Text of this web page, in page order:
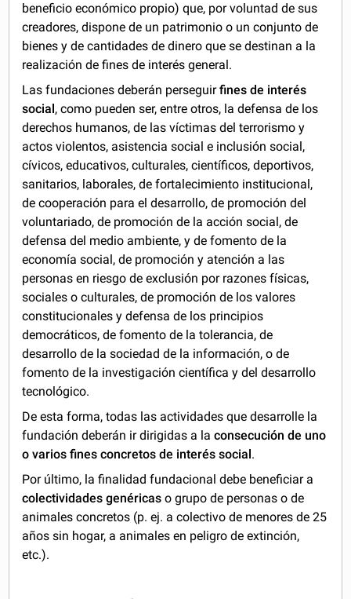
beneficio económico propio) que, por voluntad de sus
creadores, dispone de un patrimonio o un conjunto de
bienes y de cantidades de dinero que se destinan a la
realización de fines de interés general.
Las fundaciones deberán perseguirfines de interés
social , como pueden ser, entre otros, la defensa de los
derechos humanos, de las víctimas del terrorismo y
actos violentos, asistencia social e inclusión social,
cívicos, educativos, culturales, científicos, deportivos,
sanitarios, laborales, de fortalecimiento institucional,
de cooperación para el desarrollo, de promoción del
voluntariado, de promoción de la acción social, de
defensa del medio ambiente, y de fomento de la
economía social, de promoción y atención a las
personas en riesgo de exclusión por razones físicas,
sociales o culturales, de promoción de los valores
constitucionales y defensa de los principios
democráticos, de fomento de la tolerancia, de
desarrollo de la sociedad de la información, o de
fomento de la investigación científica y del desarrollo
tecnológico.
De esta forma, todas las actividades que desarrolle la
fundación deberán ir dirigidas a laconsecución de uno
o varios fines concretos de interés social .
Por último, la finalidad fundacional debe beneficiar a
colectividades genéricas o grupo de personas o de
animales concretos (p. ej. a colectivo de menores de 25
años sin hogar, a animales en peligro de extinción,
etc.).